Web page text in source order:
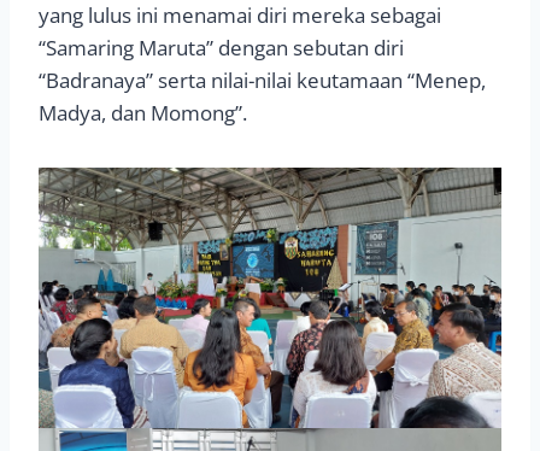
yang lulus ini menamai diri mereka sebagai
“Samaring Maruta” dengan sebutan diri
“Badranaya” serta nilai-nilai keutamaan “Menep,
Madya, dan Momong”.